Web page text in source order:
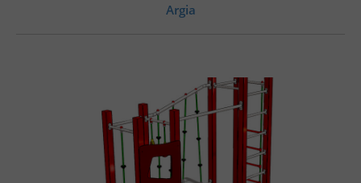
Argia